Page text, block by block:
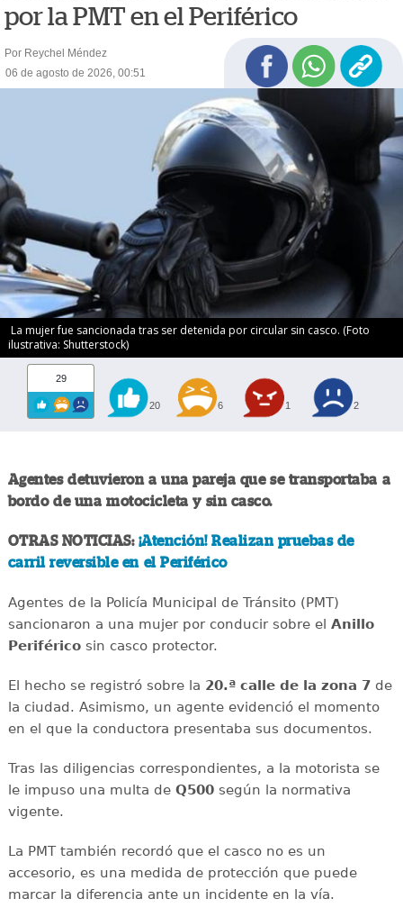
por la PMT en el Periférico
Por Reychel Méndez
06 de agosto de 2026, 00:51
La mujer fue sancionada tras ser detenida por circular sin casco. (Foto
ilustrativa: Shutterstock)
29
20 6 1 2
Agentes detuvieron a una pareja que se transportaba a
bordo de una motocicleta y sin casco.
OTRAS NOTICIAS: ¡Atención! Realizan pruebas de
carril reversible en el Periférico
Agentes de la Policía Municipal de Tránsito (PMT)
sancionaron a una mujer por conducir sobre el Anillo
Periféricosin casco protector.
El hecho se registró sobre la 20.ª calle de la zona 7de
la ciudad. Asimismo, un agente evidenció el momento
en el que la conductora presentaba sus documentos.
Tras las diligencias correspondientes, a la motorista se
le impuso una multa de Q500según la normativa
vigente.
La PMT también recordó que el casco no es un
accesorio, es una medida de protección que puede
marcar la diferencia ante un incidente en la vía.